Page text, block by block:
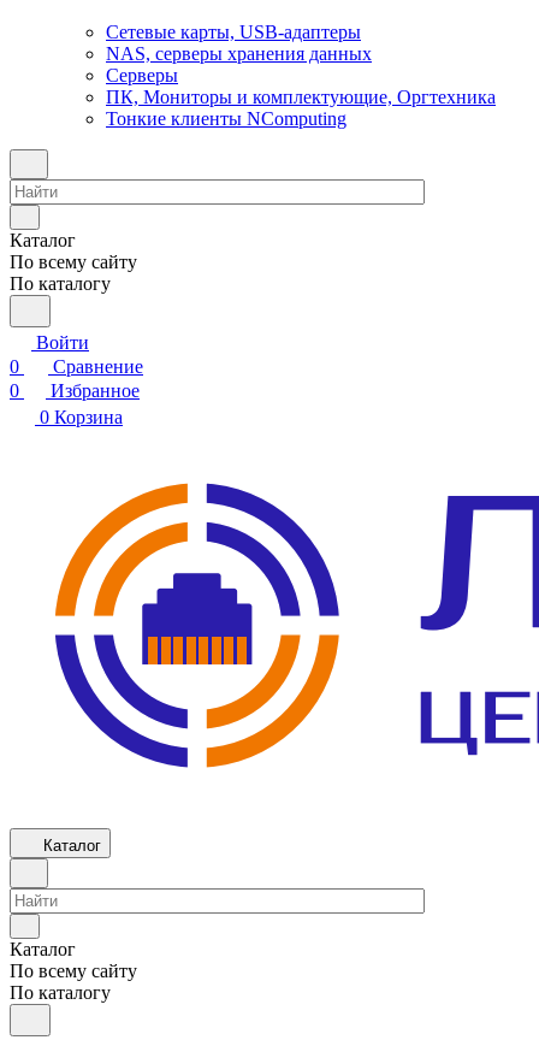
Сетевые карты, USB-адаптеры
NAS, серверы хранения данных
Серверы
ПК, Мониторы и комплектующие, Оргтехника
Тонкие клиенты NComputing
Каталог
По всему сайту
По каталогу
Войти
0
Сравнение
0
Избранное
0 Корзина
Каталог
Каталог
По всему сайту
По каталогу